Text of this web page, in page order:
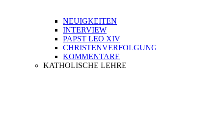
NEUIGKEITEN
INTERVIEW
PAPST LEO XIV
CHRISTENVERFOLGUNG
KOMMENTARE
KATHOLISCHE LEHRE